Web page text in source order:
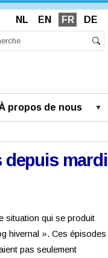
NL EN FR DE
propos de nous
depuis mardi
situation qui se produit
hivernal ». Ces épisodes
pas seulement